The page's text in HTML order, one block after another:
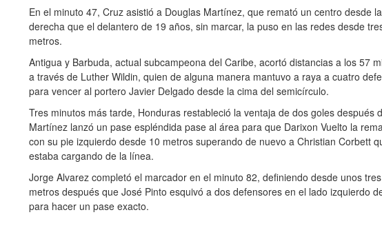
En el minuto 47, Cruz asistió a Douglas Martínez, que remató un centro desde la
derecha que el delantero de 19 años, sin marcar, la puso en las redes desde
metros.
Antigua y Barbuda, actual subcampeona del Caribe, acortó distancias a los 57
a través de Luther Wildin, quien de alguna manera mantuvo a raya a cuatro
para vencer al portero Javier Delgado desde la cima del semicírculo.
Tres minutos más tarde, Honduras restableció la ventaja de dos goles después
Martínez lanzó un pase espléndida pase al área para que Darixon Vuelto la
con su pie izquierdo desde 10 metros superando de nuevo a Christian Corbett
estaba cargando de la línea.
Jorge Alvarez completó el marcador en el minuto 82, definiendo desde unos tres
metros después que José Pinto esquivó a dos defensores en el lado izquierdo
para hacer un pase exacto.